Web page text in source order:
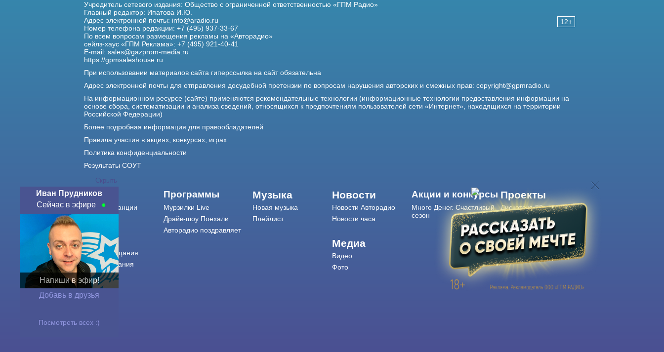
Скрыть
Иван Прудников
Сейчас в эфире
Напиши в эфир!
Добавь в друзья
Посмотреть всех :)
12+
Учредитель сетевого издания: Общество с ограниченной ответственностью «ГПМ Радио»
Главный редактор: Ипатова И.Ю.
Адрес электронной почты: info@aradio.ru
Номер телефона редакции: +7 (495) 937-33-67
По всем вопросам размещения рекламы на «Авторадио»
сейлз-хаус «ГПМ Реклама»: +7 (495) 921-40-41
E-mail: sales@gazprom-media.ru
https://gpmsaleshouse.ru
При использовании материалов сайта гиперссылка на сайт обязательна
Адрес электронной почты для отправления досудебной претензии по вопросам нарушения авторских и смежных прав: copyright@gpmradio.ru
На информационном ресурсе (сайте) применяются рекомендательные технологии (информационные технологии предоставления информации на
основе сбора, систематизации и анализа сведений, относящихся к предпочтениям пользователей сети «Интернет», находящихся на территории
Российской Федерации)
Более подробная информация для правообладателей
Правила участия в акциях, конкурсах, играх
Политика конфиденциальности
Результаты СОУТ
О нас
О радиостанции
Контакты
Реклама
Города вещания
Сетка вещания
История
Оферта
Программы
Мурзилки Live
Драйв-шоу Поехали
Авторадио поздравляет
Музыка
Новая музыка
Плейлист
Новости
Новости Авторадио
Новости часа
Медиа
Видео
Фото
Акции и конкурсы
Много Денег. Счастливый
сезон
Проекты
Дискотека 80-х
Живые концерты
Журнал Авторадио
Авторадиов смартфоне